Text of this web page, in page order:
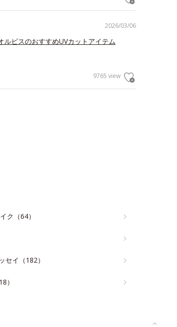
2026/03/06
ルビスのおすすめUVカットアイテム
9765 view
ク（64）
セイ（182）
）